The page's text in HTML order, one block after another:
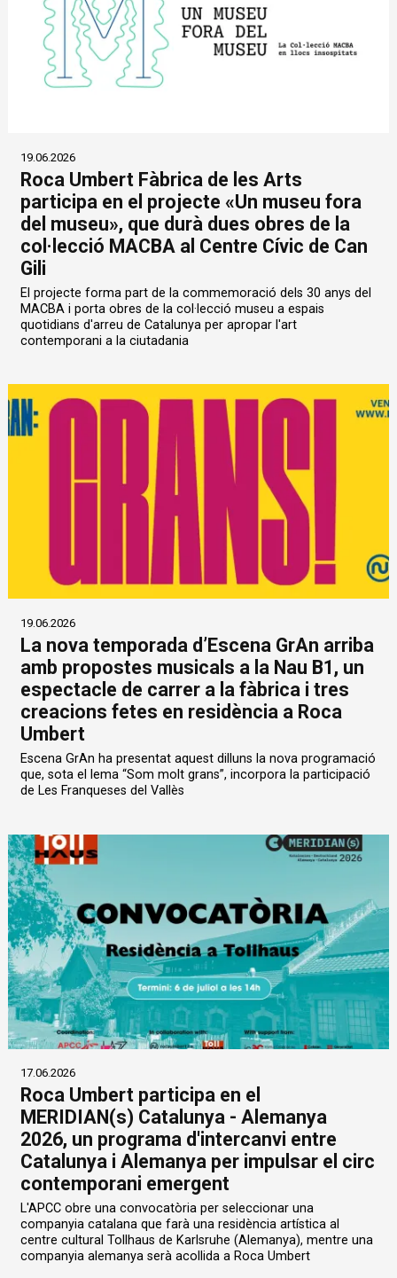
19.06.2026
Roca Umbert Fàbrica de les Arts
participa en el projecte «Un museu fora
del museu», que durà dues obres de la
col·lecció MACBA al Centre Cívic de Can
Gili
El projecte forma part de la commemoració dels 30 anys del
MACBA i porta obres de la col·lecció museu a espais
quotidians d'arreu de Catalunya per apropar l'art
contemporani a la ciutadania
19.06.2026
La nova temporada d’Escena GrAn arriba
amb propostes musicals a la Nau B1, un
espectacle de carrer a la fàbrica i tres
creacions fetes en residència a Roca
Umbert
Escena GrAn ha presentat aquest dilluns la nova programació
que, sota el lema “Som molt grans”, incorpora la participació
de Les Franqueses del Vallès
17.06.2026
Roca Umbert participa en el
MERIDIAN(s) Catalunya - Alemanya
2026, un programa d'intercanvi entre
Catalunya i Alemanya per impulsar el circ
contemporani emergent
L'APCC obre una convocatòria per seleccionar una
companyia catalana que farà una residència artística al
centre cultural Tollhaus de Karlsruhe (Alemanya), mentre una
companyia alemanya serà acollida a Roca Umbert